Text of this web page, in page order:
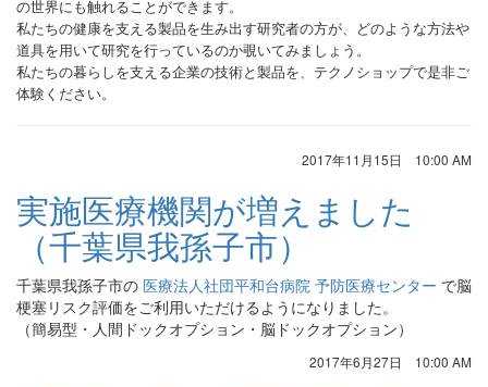
の世界にも触れることができます。
私たちの健康を支える製品を生み出す研究者の方が、どのような方法や
道具を用いて研究を行っているのか覗いてみましょう。
私たちの暮らしを支える企業の技術と製品を、テクノショップで是非ご
体験ください。
2017年11月15日 10:00 AM
実施医療機関が増えました
（千葉県我孫子市）
千葉県我孫子市の 医療法人社団平和台病院 予防医療センター で脳
梗塞リスク評価をご利用いただけるようになりました。
（簡易型・人間ドックオプション・脳ドックオプション）
2017年6月27日 10:00 AM